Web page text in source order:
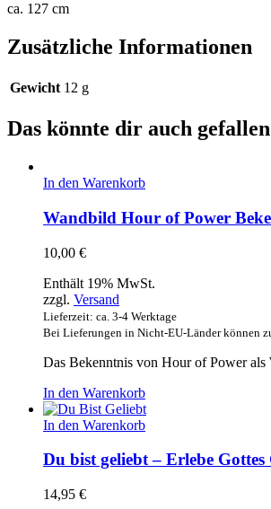
ca. 127 cm
Zusätzliche Informationen
Gewicht 12 g
Das könnte dir auch
In den Warenkorb
Wandbild Hour of Power
10,00 €
Enthält 19% MwSt.
zzgl. Versand
Lieferzeit: ca. 3-4 Werktage
Bei Lieferungen in Nicht-EU-Länder können
Das Bekenntnis von Hour of Power
In den Warenkorb
In den Warenkorb
Du bist geliebt – Erlebe
14,95 €